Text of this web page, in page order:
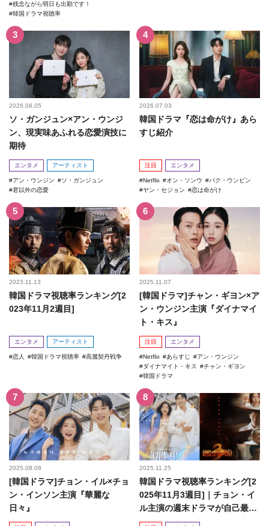
残念ながら明日も出勤です！
韓国ドラマ視聴率
2026.08.05
ソ・ガンジュン×アン・ウンジ
ン、現実味あふれる恋愛演技に
期待
エンタメ アーティスト
アン・ウンジン
ソ・ガンジュン
君以外の恋愛
2026.07.03
韓国ドラマ『恋は命がけ』あら
すじ紹介
注目 エンタメ
Netflix オン・ソンウ
パク・ウンビン
ヤン・セジョン
恋は命がけ
2023.11.13
韓国ドラマ視聴率ランキング[2
023年11月2週目]
エンタメ アーティスト
恋人 韓国ドラマ視聴率 高麗契丹戦争
2025.11.07
[韓国ドラマ]チャン・ギヨン×ア
ン・ウンジン主演『ダイナマイ
ト・キス』
注目 エンタメ
Netflix あらすじ
アン・ウンジン
ダイナマイト・キス
チャン・ギヨン
韓国ドラマ
2025.08.08
[韓国ドラマ]チョン・イル×チョ
ン・インソン主演『華麗な
日々』
2025.11.25
韓国ドラマ視聴率ランキング[2
025年11月3週目]｜チョン・イ
ル主演の週末ドラマが自己最高
記録を更新！